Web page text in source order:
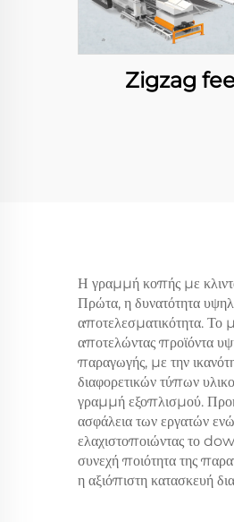
Zigzag
Η γραμμή κοπής με
Πρώτα, η δυνατότητα
αποτελεσματικότητα. Το
αποτελώντας προϊόντα
παραγωγής, με την
διαφορετικών τύπων
γραμμή εξοπλισμού.
ασφάλεια των εργατών
ελαχιστοποιώντας το
συνεχή ποιότητα της
η αξιόπιστη κατασκευή